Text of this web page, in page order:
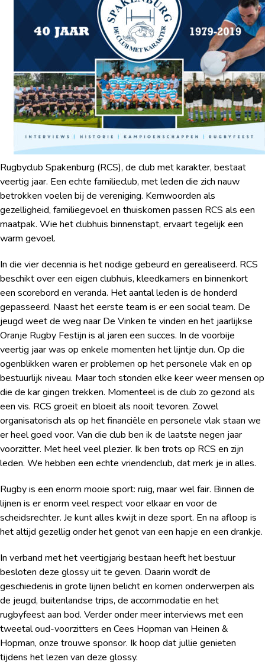
Rugbyclub Spakenburg (RCS), de club met karakter, bestaat
veertig jaar. Een echte familieclub, met leden die zich nauw
betrokken voelen bij de vereniging. Kernwoorden als
gezelligheid, familiegevoel en thuiskomen passen RCS als een
maatpak. Wie het clubhuis binnenstapt, ervaart tegelijk een
warm gevoel.
In die vier decennia is het nodige gebeurd en gerealiseerd. RCS
beschikt over een eigen clubhuis, kleedkamers en binnenkort
een scorebord en veranda. Het aantal leden is de honderd
gepasseerd. Naast het eerste team is er een social team. De
jeugd weet de weg naar De Vinken te vinden en het jaarlijkse
Oranje Rugby Festijn is al jaren een succes. In de voorbije
veertig jaar was op enkele momenten het lijntje dun. Op die
ogenblikken waren er problemen op het personele vlak en op
bestuurlijk niveau. Maar toch stonden elke keer weer mensen op
die de kar gingen trekken. Momenteel is de club zo gezond als
een vis. RCS groeit en bloeit als nooit tevoren. Zowel
organisatorisch als op het financiële en personele vlak staan we
er heel goed voor. Van die club ben ik de laatste negen jaar
voorzitter. Met heel veel plezier. Ik ben trots op RCS en zijn
leden. We hebben een echte vriendenclub, dat merk je in alles.
Rugby is een enorm mooie sport: ruig, maar wel fair. Binnen de
lijnen is er enorm veel respect voor elkaar en voor de
scheidsrechter. Je kunt alles kwijt in deze sport. En na afloop is
het altijd gezellig onder het genot van een hapje en een drankje.
In verband met het veertigjarig bestaan heeft het bestuur
besloten deze glossy uit te geven. Daarin wordt de
geschiedenis in grote lijnen belicht en komen onderwerpen als
de jeugd, buitenlandse trips, de accommodatie en het
rugbyfeest aan bod. Verder onder meer interviews met een
tweetal oud-voorzitters en Cees Hopman van Heinen &
Hopman, onze trouwe sponsor. Ik hoop dat jullie genieten
tijdens het lezen van deze glossy.